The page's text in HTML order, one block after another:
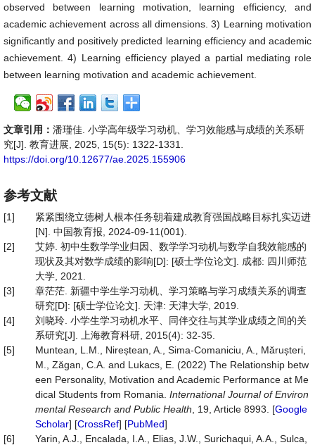
observed between learning motivation, learning efficiency, and
academic achievement across all dimensions. 3) Learning motivation
significantly and positively predicted learning efficiency and academic
achievement. 4) Learning efficiency played a partial mediating role
between learning motivation and academic achievement.
文章引用： 潘瑾佳. 小学高年级学习动机、学习效能感与成绩的关系研
究[J]. 教育进展, 2025, 15(5): 1322-1331.
https://doi.org/10.12677/ae.2025.155906
参考文献
[1]
紧紧围绕立德树人根本任务朝着建成教育强国战略目标扎实迈进
[N]. 中国教育报, 2024-09-11(001).
[2]
艾婷. 初中生数学学业归因、数学学习动机与数学自我效能感的
现状及其对数学成绩的影响[D]: [硕士学位论文]. 成都: 四川师范
大学, 2021.
[3]
章茫茫. 新疆中学生学习动机、学习策略与学习成绩关系的调查
研究[D]: [硕士学位论文]. 天津: 天津大学, 2019.
[4]
刘晓玲. 小学生学习动机水平、同伴交往与其学业成绩之间的关
系研究[J]. 上海教育科研, 2015(4): 32-35.
[5]
Muntean, L.M., Nireștean, A., Sima-Comaniciu, A., Mărușteri,
M., Zăgan, C.A. and Lukacs, E. (2022) The Relationship betw
een Personality, Motivation and Academic Performance at Me
dical Students from Romania. International Journal of Environ
mental Research and Public Health , 19, Article 8993. [Google
Scholar] [CrossRef] [PubMed]
[6]
Yarin, A.J., Encalada, I.A., Elias, J.W., Surichaqui, A.A., Sulca,